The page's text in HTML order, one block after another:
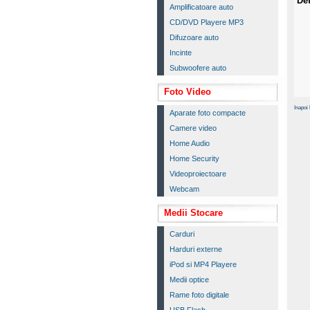
Amplificatoare auto
CD/DVD Playere MP3
Difuzoare auto
Incinte
Subwoofere auto
Foto Video
Aparate foto compacte
Camere video
Home Audio
Home Security
Videoproiectoare
Webcam
Medii Stocare
Carduri
Harduri externe
iPod si MP4 Playere
Medii optice
Rame foto digitale
Inapoi